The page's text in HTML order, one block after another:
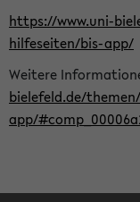
https://www.uni-
hilfeseiten/bis-app/
Weitere
bielefeld.de/
app/